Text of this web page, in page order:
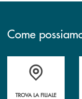
Come
Accedi all' elenco
TROVA LA FILIALE